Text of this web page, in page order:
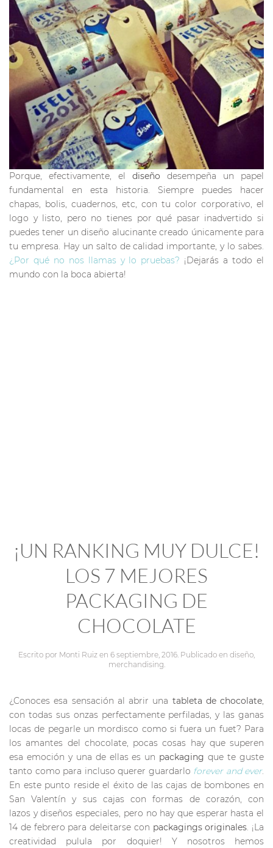
Porque, efectivamente, el diseño desempeña un papel
fundamental en esta historia. Siempre puedes hacer
chapas, bolis, cuadernos, etc, con tu color corporativo, el
logo y listo, pero no tienes por qué pasar inadvertido si
puedes tener un diseño alucinante creado únicamente para
tu empresa. Hay un salto de calidad importante, y lo sabes.
¿Por qué no nos llamas y lo pruebas? ¡Dejarás a todo el
mundo con la boca abierta!
¡UN RANKING MUY DULCE!
LOS 7 MEJORES
PACKAGING DE
CHOCOLATE
Escrito por Monti Ruiz en 6 septiembre, 2016. Publicado en diseño,
merchandising.
¿Conoces esa sensación al abrir una tableta de chocolate,
con todas sus onzas perfectamente perfiladas, y las ganas
locas de pegarle un mordisco como si fuera un fuet? Para
los amantes del chocolate, pocas cosas hay que superen
esa emoción y una de ellas es un packaging que te guste
tanto como para incluso querer guardarlo forever and ever.
En este punto reside el éxito de las cajas de bombones en
San Valentín y sus cajas con formas de corazón, con
lazos y diseños especiales, pero no hay que esperar hasta el
14 de febrero para deleitarse con packagings originales. ¡La
creatividad pulula por doquier! Y nosotros hemos